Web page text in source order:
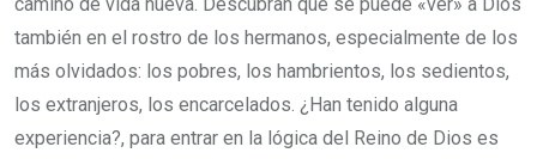
también en el rostro de los hermanos, especialmente de los
más olvidados: los pobres, los hambrientos, los sedientos,
los extranjeros, los encarcelados. ¿Han tenido alguna
experiencia?, para entrar en la lógica del Reino de Dios es